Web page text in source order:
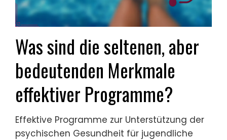
Was sind die seltenen, aber
bedeutenden Merkmale
effektiver Programme?
Effektive Programme zur Unterstützung der
psychischen Gesundheit für jugendliche